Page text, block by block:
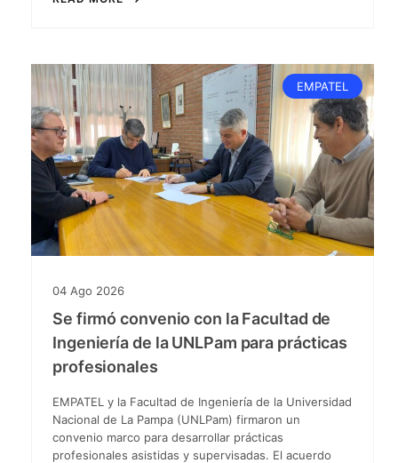
EMPATEL
04 Ago 2026
Se firmó convenio con la Facultad de
Ingeniería de la UNLPam para prácticas
profesionales
EMPATEL y la Facultad de Ingeniería de la Universidad
Nacional de La Pampa (UNLPam) firmaron un
convenio marco para desarrollar prácticas
profesionales asistidas y supervisadas. El acuerdo